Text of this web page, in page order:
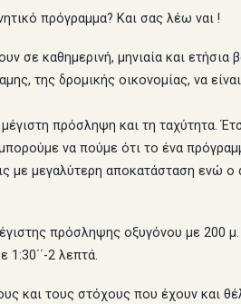
πρόγραμμα? Και σας λέω ναι !
σε καθημερινή, μηνιαία και ετήσια
της δρομικής οικονομίας, να
πρόσληψη και τη ταχύτητα.
να πούμε ότι το ένα
με μεγαλύτερη αποκατάσταση ενώ ο
πρόσληψης οξυγόνου με 200
2 λεπτά.
και τους στόχους που έχουν και